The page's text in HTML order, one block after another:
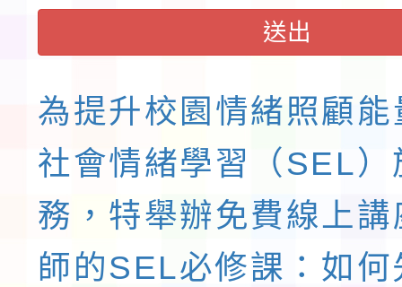
送出
為提升校園情緒照顧
社會情緒學習（SEL）
務，特舉辦免費線上
師的SEL必修課：如